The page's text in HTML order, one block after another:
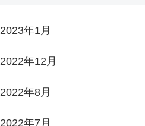
2023年1月
2022年12月
2022年8月
2022年7月